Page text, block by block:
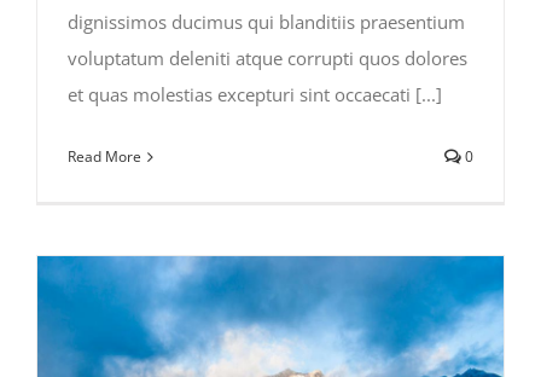
dignissimos ducimus qui blanditiis praesentium
voluptatum deleniti atque corrupti quos dolores
et quas molestias excepturi sint occaecati [...]
Read More 0